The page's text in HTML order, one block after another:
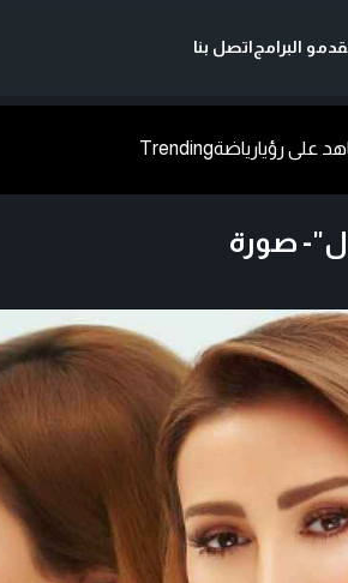
البرامجاتصل بنا
على رؤيارياضةTrending
صورة